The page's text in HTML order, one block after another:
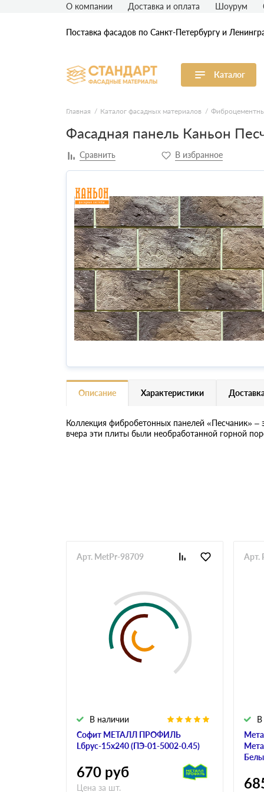
Поставка фасадов по Санкт-Петербургу и
Каталог
Виниловый сайдинг
Акриловый сайдинг
Фасадная штукатурка
О компании Доставка и оплата Шоурум
Главная Каталог фасадных материалов
Фасадная панель Каньон
Описание Характеристики
Коллекция фибробетонных панелей «Песчаник»
вчера эти плиты были необработанной горной
Софит МЕТАЛЛ ПРОФИЛЬ
Lбрус-15х240 (ПЭ-01-5002-0.45)
В наличии
Арт. MetPr-98709
670 руб
Цена за шт.
В
Арт.